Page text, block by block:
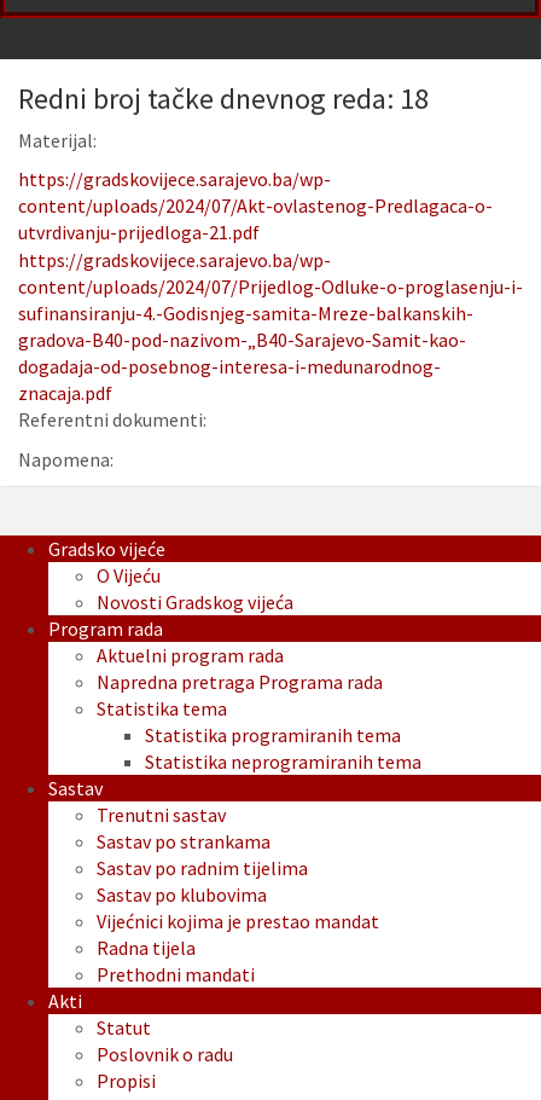
Redni broj tačke dnevnog reda: 18
Materijal:
https://gradskovijece.sarajevo.ba/wp-
content/uploads/2024/07/Akt-ovlastenog-Predlagaca-o-
utvrdivanju-prijedloga-21.pdf
https://gradskovijece.sarajevo.ba/wp-
content/uploads/2024/07/Prijedlog-Odluke-o-proglasenju-i-
sufinansiranju-4.-Godisnjeg-samita-Mreze-balkanskih-
gradova-B40-pod-nazivom-„B40-Sarajevo-Samit-kao-
dogadaja-od-posebnog-interesa-i-medunarodnog-
znacaja.pdf
Referentni dokumenti:
Napomena:
Gradsko vijeće
O Vijeću
Novosti Gradskog vijeća
Program rada
Aktuelni program rada
Napredna pretraga Programa rada
Statistika tema
Statistika programiranih tema
Statistika neprogramiranih tema
Sastav
Trenutni sastav
Sastav po strankama
Sastav po radnim tijelima
Sastav po klubovima
Vijećnici kojima je prestao mandat
Radna tijela
Prethodni mandati
Akti
Statut
Poslovnik o radu
Propisi